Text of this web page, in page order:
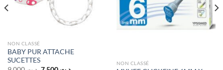
NON CLASSÉ
BABY PUR ATTACHE
SUCETTES
NON CLASSÉ